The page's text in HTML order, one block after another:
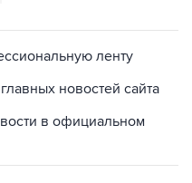
ленту
новостей сайта
в официальном